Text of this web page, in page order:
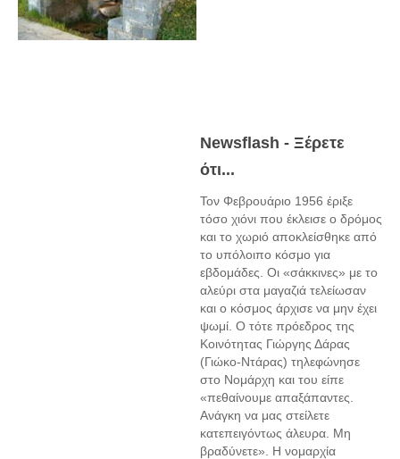
Newsflash - Ξέρετε
ότι...
Τον Φεβρουάριο 1956 έριξε
τόσο χιόνι που έκλεισε ο δρόμος
και το χωριό αποκλείσθηκε από
το υπόλοιπο κόσμο για
εβδομάδες. Οι «σάκκινες» με το
αλεύρι στα μαγαζιά τελείωσαν
και ο κόσμος άρχισε να μην έχει
ψωμί. Ο τότε πρόεδρος της
Κοινότητας Γιώργης Δάρας
(Γιώκο-Ντάρας) τηλεφώνησε
στο Νομάρχη και του είπε
«πεθαίνουμε απαξάπαντες.
Ανάγκη να μας στείλετε
κατεπειγόντως άλευρα. Μη
βραδύνετε». Η νομαρχία